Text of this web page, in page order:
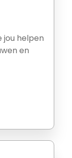
jou helpen
en